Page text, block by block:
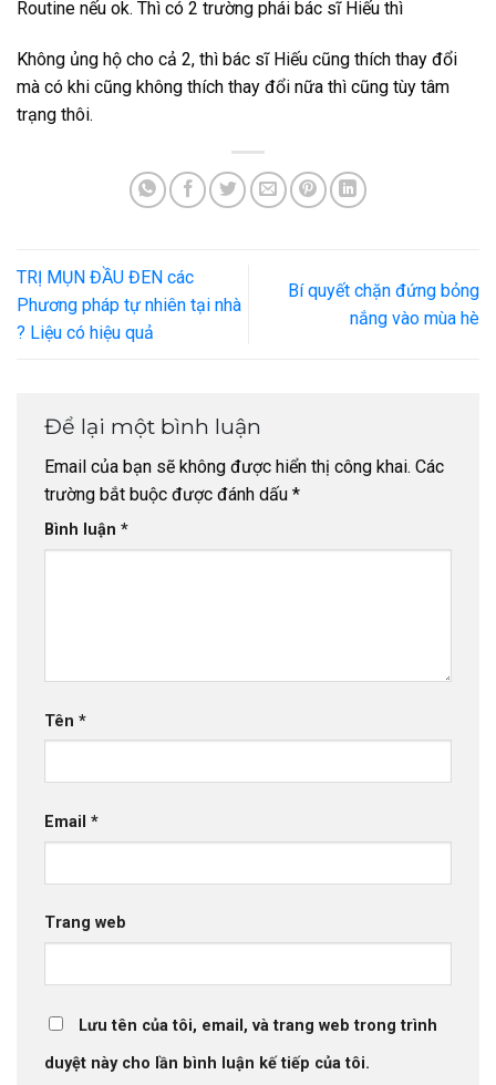
Routine nếu ok. Thì có 2 trường phái bác sĩ Hiếu thì
Không ủng hộ cho cả 2, thì bác sĩ Hiếu cũng thích thay đổi
mà có khi cũng không thích thay đổi nữa thì cũng tùy tâm
trạng thôi.
TRỊ MỤN ĐẦU ĐEN các
Phương pháp tự nhiên tại nhà
? Liệu có hiệu quả
Bí quyết chặn đứng bỏng
nắng vào mùa hè
Để lại một bình luận
Email của bạn sẽ không được hiển thị công khai. Các
trường bắt buộc được đánh dấu *
Bình luận *
Tên *
Email *
Trang web
Lưu tên của tôi, email, và trang web trong trình
duyệt này cho lần bình luận kế tiếp của tôi.